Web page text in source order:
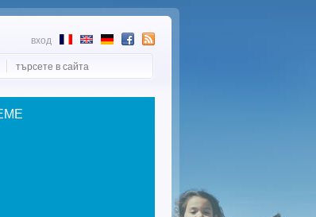
вход
за търсене